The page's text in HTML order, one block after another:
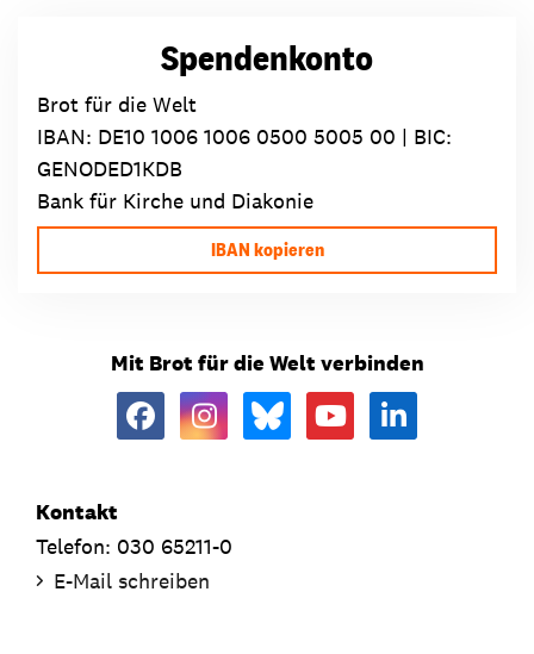
Spendenkonto
Brot für die Welt
IBAN: DE10 1006 1006 0500 5005 00 | BIC:
GENODED1KDB
Bank für Kirche und Diakonie
IBAN kopieren
Mit Brot für die Welt verbinden
Kontakt
Telefon: 030 65211-0
E-Mail schreiben